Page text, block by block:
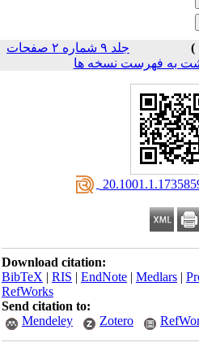
جلد ۹ شماره ۲ صفحات
به فهرست نسخه ها
Download citation:
BibTeX|RIS|EndNote|Medlars|
RefWorks
Send citation to:
Mendeley
Zotero